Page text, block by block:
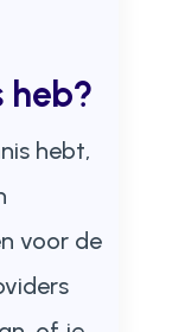
heb?
hebt,
voor de